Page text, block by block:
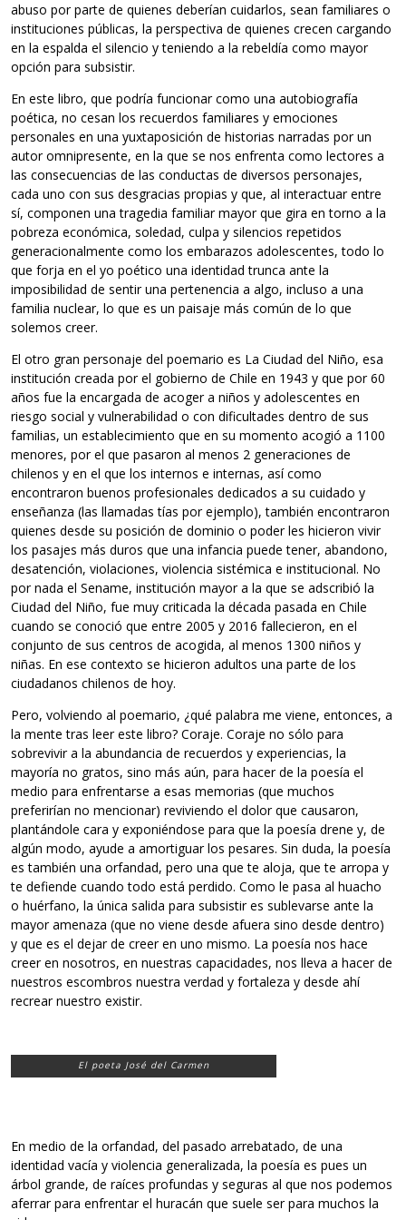
abuso por parte de quienes deberían cuidarlos, sean familiares o
instituciones públicas, la perspectiva de quienes crecen cargando
en la espalda el silencio y teniendo a la rebeldía como mayor
opción para subsistir.
En este libro, que podría funcionar como una autobiografía
poética, no cesan los recuerdos familiares y emociones
personales en una yuxtaposición de historias narradas por un
autor omnipresente, en la que se nos enfrenta como lectores a
las consecuencias de las conductas de diversos personajes,
cada uno con sus desgracias propias y que, al interactuar entre
sí, componen una tragedia familiar mayor que gira en torno a la
pobreza económica, soledad, culpa y silencios repetidos
generacionalmente como los embarazos adolescentes, todo lo
que forja en el yo poético una identidad trunca ante la
imposibilidad de sentir una pertenencia a algo, incluso a una
familia nuclear, lo que es un paisaje más común de lo que
solemos creer.
El otro gran personaje del poemario es La Ciudad del Niño, esa
institución creada por el gobierno de Chile en 1943 y que por 60
años fue la encargada de acoger a niños y adolescentes en
riesgo social y vulnerabilidad o con dificultades dentro de sus
familias, un establecimiento que en su momento acogió a 1100
menores, por el que pasaron al menos 2 generaciones de
chilenos y en el que los internos e internas, así como
encontraron buenos profesionales dedicados a su cuidado y
enseñanza (las llamadas tías por ejemplo), también encontraron
quienes desde su posición de dominio o poder les hicieron vivir
los pasajes más duros que una infancia puede tener, abandono,
desatención, violaciones, violencia sistémica e institucional. No
por nada el Sename, institución mayor a la que se adscribió la
Ciudad del Niño, fue muy criticada la década pasada en Chile
cuando se conoció que entre 2005 y 2016 fallecieron, en el
conjunto de sus centros de acogida, al menos 1300 niños y
niñas. En ese contexto se hicieron adultos una parte de los
ciudadanos chilenos de hoy.
Pero, volviendo al poemario, ¿qué palabra me viene, entonces, a
la mente tras leer este libro? Coraje. Coraje no sólo para
sobrevivir a la abundancia de recuerdos y experiencias, la
mayoría no gratos, sino más aún, para hacer de la poesía el
medio para enfrentarse a esas memorias (que muchos
preferirían no mencionar) reviviendo el dolor que causaron,
plantándole cara y exponiéndose para que la poesía drene y, de
algún modo, ayude a amortiguar los pesares. Sin duda, la poesía
es también una orfandad, pero una que te aloja, que te arropa y
te defiende cuando todo está perdido. Como le pasa al huacho
o huérfano, la única salida para subsistir es sublevarse ante la
mayor amenaza (que no viene desde afuera sino desde dentro)
y que es el dejar de creer en uno mismo. La poesía nos hace
creer en nosotros, en nuestras capacidades, nos lleva a hacer de
nuestros escombros nuestra verdad y fortaleza y desde ahí
recrear nuestro existir.
El poeta José del Carmen
En medio de la orfandad, del pasado arrebatado, de una
identidad vacía y violencia generalizada, la poesía es pues un
árbol grande, de raíces profundas y seguras al que nos podemos
aferrar para enfrentar el huracán que suele ser para muchos la